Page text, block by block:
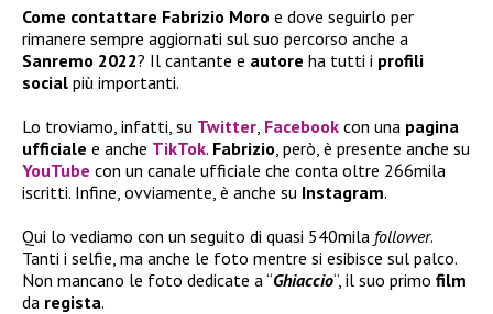
Come contattare Fabrizio Moro e dove seguirlo per
rimanere sempre aggiornati sul suo percorso anche a
Sanremo 2022? Il cantante e autore ha tutti i profili
social più importanti.
Lo troviamo, infatti, su Twitter Facebook con una pagina
ufficiale e anche TikTok. Fabrizio , però, è presente anche su
YouTube con un canale ufficiale che conta oltre 266mila
iscritti. Infine, ovviamente, è anche su Instagram.
Qui lo vediamo con un seguito di quasi 540mila follower.
Tanti i selfie, ma anche le foto mentre si esibisce sul palco.
Non mancano le foto dedicate a “Ghiaccio“, il suo primo film
da regista.